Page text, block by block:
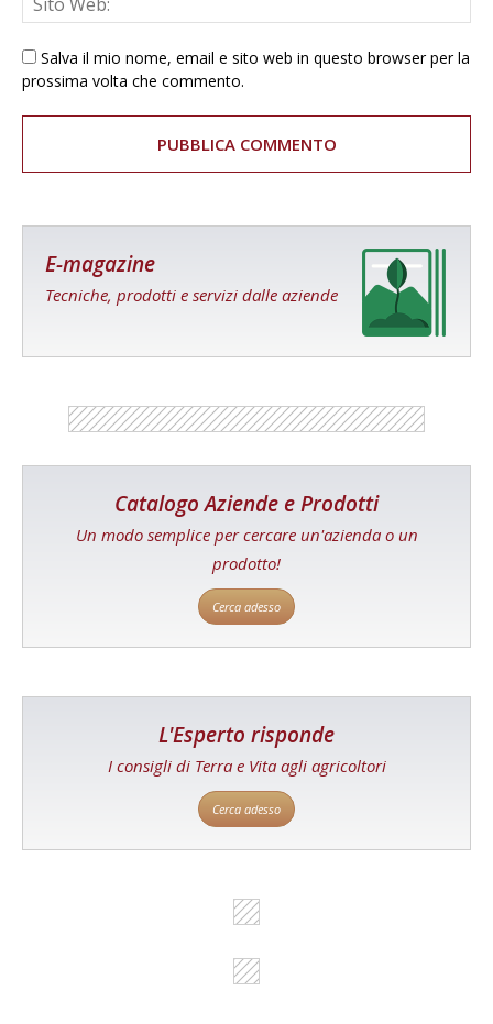
Salva il mio nome, email e sito web in questo browser per la
prossima volta che commento.
E-magazine
Tecniche, prodotti e servizi dalle aziende
Catalogo Aziende e Prodotti
Un modo semplice per cercare un'azienda o un
prodotto!
Cerca adesso
L'Esperto risponde
I consigli di Terra e Vita agli agricoltori
Cerca adesso